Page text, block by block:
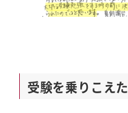
受験を乗りこえ